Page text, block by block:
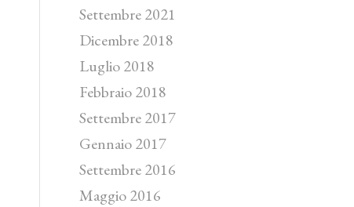
Settembre 2021
Dicembre 2018
Luglio 2018
Febbraio 2018
Settembre 2017
Gennaio 2017
Settembre 2016
Maggio 2016